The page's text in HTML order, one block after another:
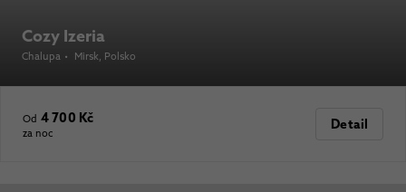
Cozy Izeria
Chalupa • Mirsk, Polsko
Od 4 700 Kč
za noc
Detail